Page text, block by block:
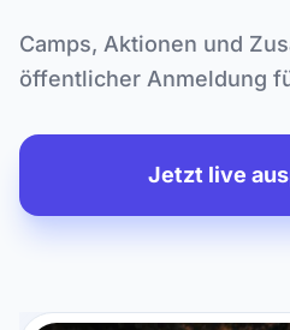
Camps, Aktionen und
öffentlicher Anmeldung
Jetzt live